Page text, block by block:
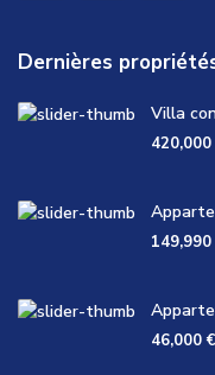
Dernières
Villa
420,000
149,990
46,000 €